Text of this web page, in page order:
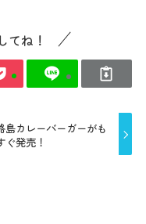
てね！
島カレーバーガーがも
ぐ発売！